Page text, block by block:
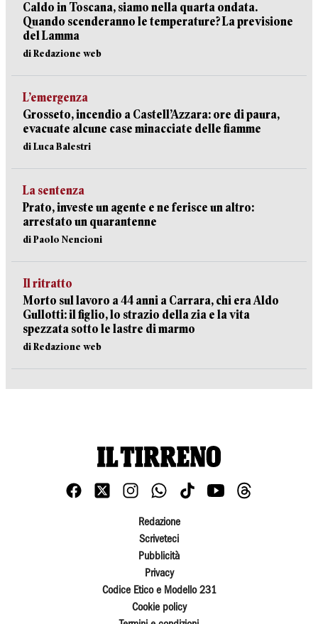
Caldo in Toscana, siamo nella quarta ondata.
Quando scenderanno le temperature? La previsione
del Lamma
di Redazione web
L’emergenza
Grosseto, incendio a Castell’Azzara: ore di paura,
evacuate alcune case minacciate delle fiamme
di Luca Balestri
La sentenza
Prato, investe un agente e ne ferisce un altro:
arrestato un quarantenne
di Paolo Nencioni
Il ritratto
Morto sul lavoro a 44 anni a Carrara, chi era Aldo
Gullotti: il figlio, lo strazio della zia e la vita
spezzata sotto le lastre di marmo
di Redazione web
Redazione
Scriveteci
Pubblicità
Privacy
Codice Etico e Modello 231
Cookie policy